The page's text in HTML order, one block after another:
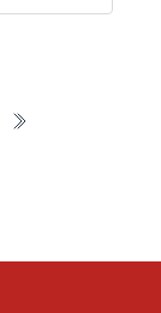
Última
página